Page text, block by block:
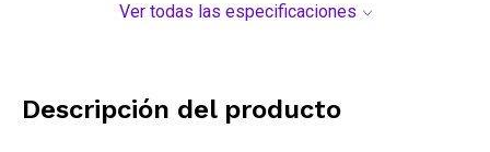
Ver todas las especificaciones
Descripción del producto